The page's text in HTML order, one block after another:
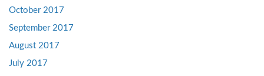
October 2017
September 2017
August 2017
July 2017